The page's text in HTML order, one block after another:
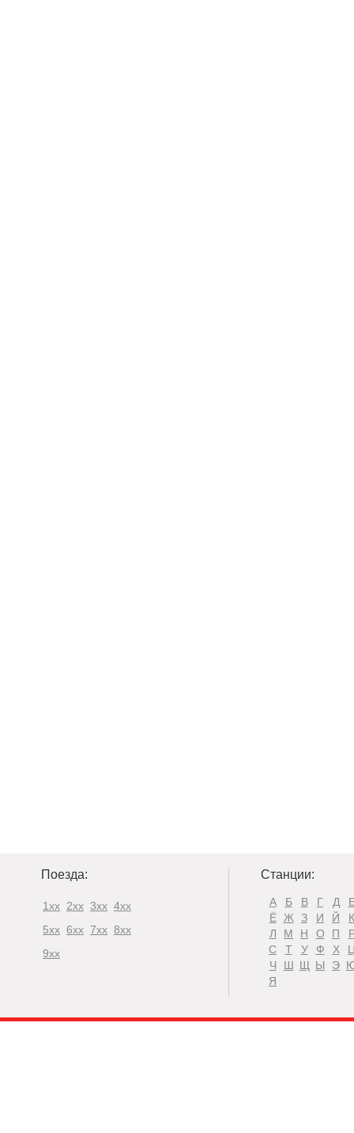
Поезда:
1xx 2xx 3xx 4xx
5xx 6xx 7xx 8xx
9xx
Станции:
А Б В Г Д
Ё
Ж З И Й
К
Л
М Н О П
С
Т У Ф Х
Ч
Ш Щ Ы Э
Я